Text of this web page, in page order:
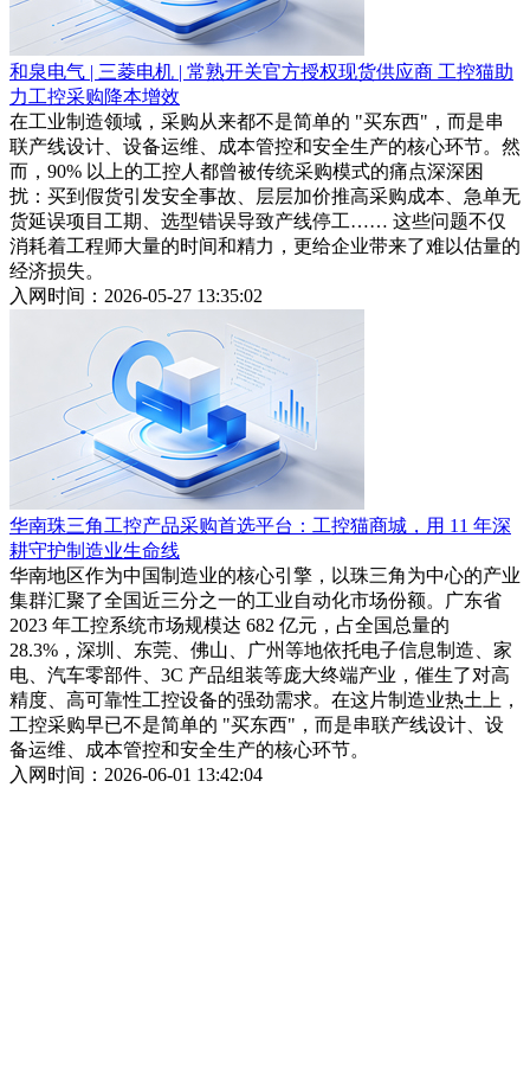
和泉电气 | 三菱电机 | 常熟开关官方授权现货供应商 工控猫助
力工控采购降本增效
在工业制造领域，采购从来都不是简单的 "买东西"，而是串
联产线设计、设备运维、成本管控和安全生产的核心环节。然
而，90% 以上的工控人都曾被传统采购模式的痛点深深困
扰：买到假货引发安全事故、层层加价推高采购成本、急单无
货延误项目工期、选型错误导致产线停工…… 这些问题不仅
消耗着工程师大量的时间和精力，更给企业带来了难以估量的
经济损失。
入网时间：2026-05-27 13:35:02
华南珠三角工控产品采购首选平台：工控猫商城，用 11 年深
耕守护制造业生命线
华南地区作为中国制造业的核心引擎，以珠三角为中心的产业
集群汇聚了全国近三分之一的工业自动化市场份额。广东省
2023 年工控系统市场规模达 682 亿元，占全国总量的
28.3%，深圳、东莞、佛山、广州等地依托电子信息制造、家
电、汽车零部件、3C 产品组装等庞大终端产业，催生了对高
精度、高可靠性工控设备的强劲需求。在这片制造业热土上，
工控采购早已不是简单的 "买东西"，而是串联产线设计、设
备运维、成本管控和安全生产的核心环节。
入网时间：2026-06-01 13:42:04